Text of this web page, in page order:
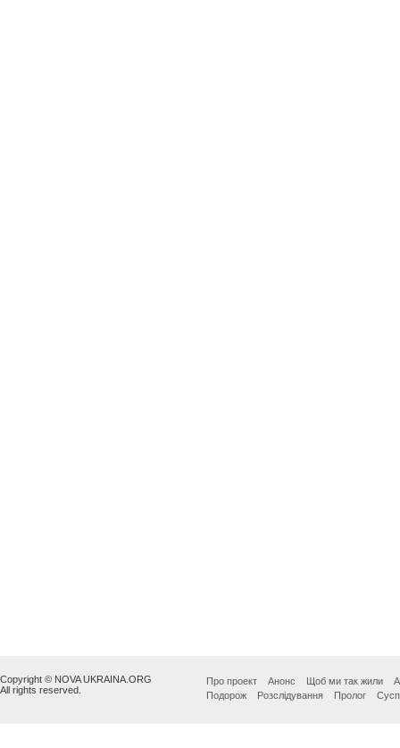
Copyright © NOVA UKRAINA.ORG
All rights reserved.
Про проект Анонс Щоб ми так жили
Подорож
Розслідування Пролог